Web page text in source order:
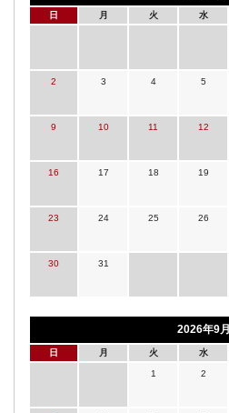
日 月 火 水
2 3 4 5
9 10 11 12
16 17 18 19
23 24 25 26
30 31
2026年9月
日 月 火 水
1 2